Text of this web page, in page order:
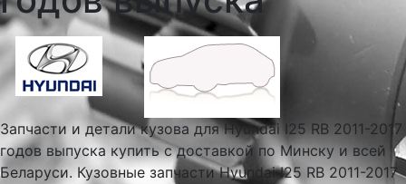
Запчасти и детали кузова для Hyundai I25 RB 2011-2017
годов выпуска купить с доставкой по Минску и всей
Беларуси. Кузовные запчасти Hyundai I25 RB 2011-2017